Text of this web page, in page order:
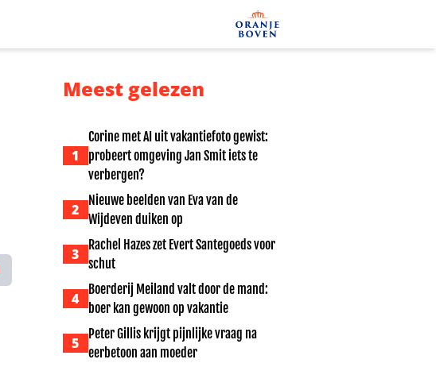
Meest gelezen
1
Corine met AI uit vakantiefoto gewist:
probeert omgeving Jan Smit iets te
verbergen?
2
Nieuwe beelden van Eva van de
Wijdeven duiken op
3
Rachel Hazes zet Evert Santegoeds voor
schut
4
Boerderij Meiland valt door de mand:
boer kan gewoon op vakantie
5
Peter Gillis krijgt pijnlijke vraag na
eerbetoon aan moeder